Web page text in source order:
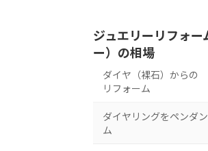
ジュエリーリフォー
ー）の相場
ダイヤ（裸石）からの
リフォーム
ダイヤリングをペンダ
ム